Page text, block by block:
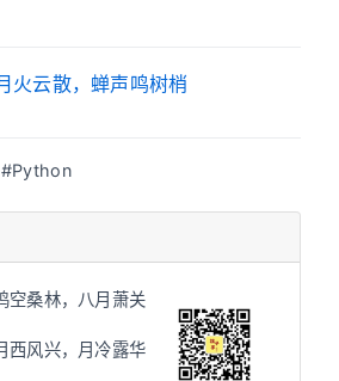
火云散，蝉声鸣树梢
#Python
桑林，八月萧关
风兴，月冷露华